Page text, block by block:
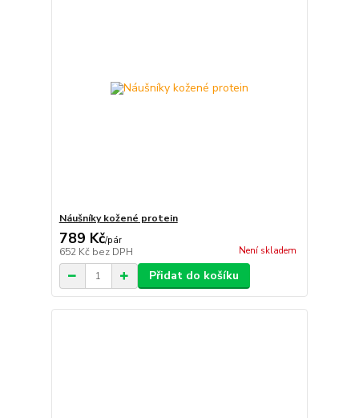
Náušníky kožené protein
789 Kč/pár
652 Kč bez DPH Není skladem
Přidat do košíku